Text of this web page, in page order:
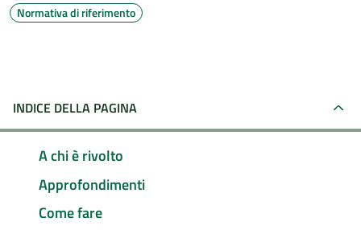
Normativa di riferimento
INDICE DELLA PAGINA
A chi è rivolto
Approfondimenti
Come fare